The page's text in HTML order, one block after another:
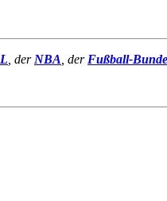
, der NBA , der Fußball-